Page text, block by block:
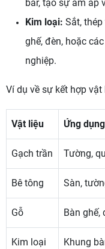
bar, tạo sự ấm áp
Kim loại: Sắt,
ghế, đèn, hoặc
nghiệp.
Ví dụ về sự kết hợp vật
Vật liệu Ứng dụng
Gạch trần Tường,
Bê tông Sàn,
Gỗ Bàn ghế,
Kim loại Khung